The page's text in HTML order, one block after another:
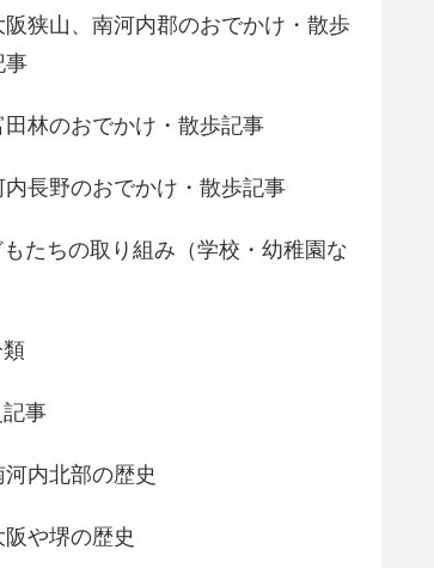
阪狭山、南河内郡のおでかけ・散歩
事
田林のおでかけ・散歩記事
内長野のおでかけ・散歩記事
たちの取り組み（学校・幼稚園な
事
河内北部の歴史
阪や堺の歴史